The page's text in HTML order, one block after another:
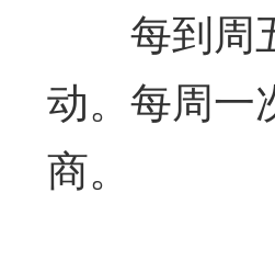
每到周五
动。每周一
商。